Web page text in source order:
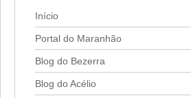
Início
Portal do Maranhão
Blog do Bezerra
Blog do Acélio